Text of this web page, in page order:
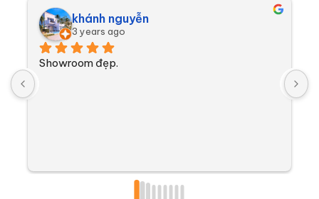
khánh nguyễn
3 years ago
Showroom đẹp.